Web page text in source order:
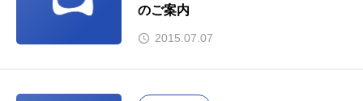
のご案内
2015.07.07